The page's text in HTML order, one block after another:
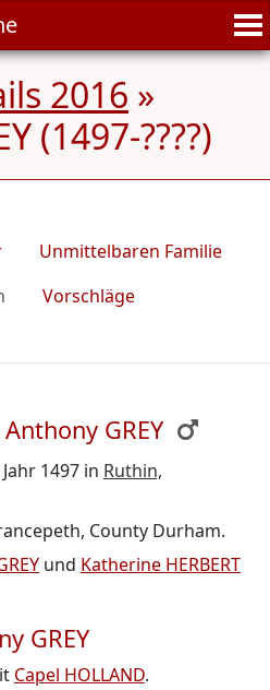
2016 »
(1497-????)
Unmittelbaren Familie
Vorschläge
GREY
1497 in Ruthin,
County Durham.
und Katherine HERBERT
GREY
Capel HOLLAND.